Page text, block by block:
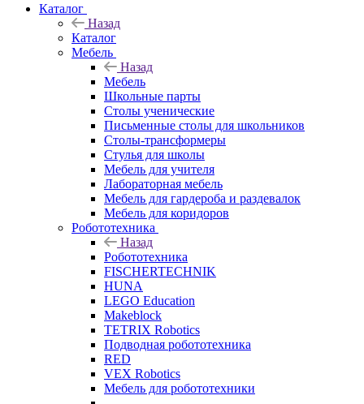
Каталог
Назад
Каталог
Мебель
Назад
Мебель
Школьные парты
Столы ученические
Письменные столы для школьников
Столы-трансформеры
Стулья для школы
Мебель для учителя
Лабораторная мебель
Мебель для гардероба и раздевалок
Мебель для коридоров
Робототехника
Назад
Робототехника
FISCHERTECHNIK
HUNA
LEGO Education
Makeblock
TETRIX Robotics
Подводная робототехника
RED
VEX Robotics
Мебель для робототехники